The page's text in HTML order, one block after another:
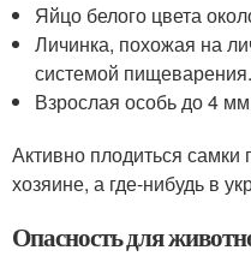
Яйцо белого цвета
Личинка, похожая на
системой пищеварения.
Взрослая особь до 4
Активно плодиться
хозяине, а где-нибудь в
Опасность для